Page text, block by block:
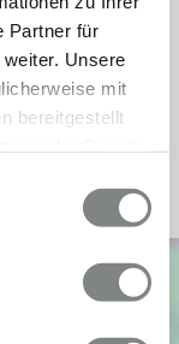
Partner für
Unsere
mit
bereitgestellt
nutzen.
Fernheizung